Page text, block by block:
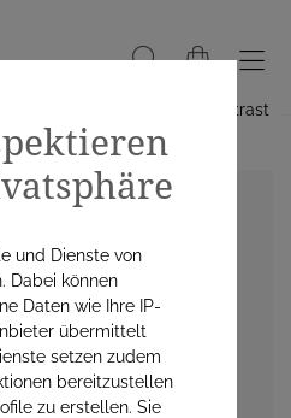
Hoher Kontrast
und Dienste von
Dabei können
Daten wie Ihre IP-
übermittelt
setzen zudem
bereitzustellen
zu erstellen. Sie